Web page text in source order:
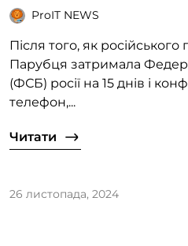
програму для Android
ProIT NEWS
Після того, як
Парубця затримала
(ФСБ) росії на 15 днів і
телефон,...
Читати
26 листопада, 2024